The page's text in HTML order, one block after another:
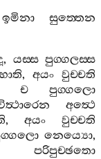
ඉමිනා
සුත‍්තෙන
, යස‍්ස පුග‍්ගලස‍්ස
, අයං වුච‍්චති
ච
පුග‍්ගලො
අත්‍ථෙ
, අයං
වුච‍්චති
නෙය්‍යො,
පරිපුච‍්ඡතො